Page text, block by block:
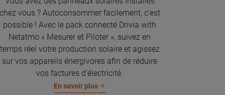
chez vous ? Autoconsommer facilement, c’est
possible ! Avec le pack connecté Drivia with
Netatmo « Mesurer et Piloter », suivez en
temps réel votre production solaire et agissez
sur vos appareils énergivores afin de réduire
vos factures d’électricité.
En savoir plus